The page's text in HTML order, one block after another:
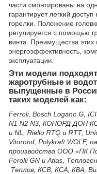
части смонтированы на
гарантирует легкий
горелки. Положение
регулируется с помощью
винта. Преимущества этих
энергоэффективность,
эксплуатации.
Эти модели
жаротрубные и
выпущенные в
таких моделей как:
Ferroli, Bosch Logano G,
N1 N2 N3, КОНОРД ДОН
и NL, Riello RTQ и RTT,
Vitorond, Polykraft WOLF,
производства ООО «ПК
Ferolli GN и Atlas,
Теплов, КСВ, КСА, КВА,